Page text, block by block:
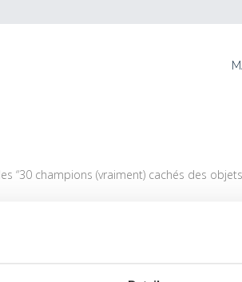
SKIP TO
“30 champions (vraiment) cachés des
PARTIE DES “30